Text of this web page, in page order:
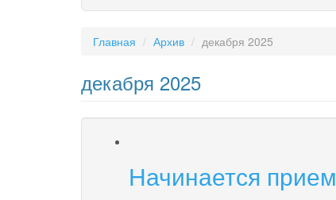
Главная Архив декабря 2025
декабря 2025
Начинается